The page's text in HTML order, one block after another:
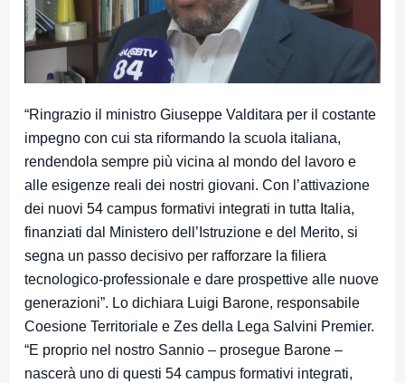
“Ringrazio il ministro Giuseppe Valditara per il costante
impegno con cui sta riformando la scuola italiana,
rendendola sempre più vicina al mondo del lavoro e
alle esigenze reali dei nostri giovani. Con l’attivazione
dei nuovi 54 campus formativi integrati in tutta Italia,
finanziati dal Ministero dell’Istruzione e del Merito, si
segna un passo decisivo per rafforzare la filiera
tecnologico-professionale e dare prospettive alle nuove
generazioni”. Lo dichiara Luigi Barone, responsabile
Coesione Territoriale e Zes della Lega Salvini Premier.
“E proprio nel nostro Sannio – prosegue Barone –
nascerà uno di questi 54 campus formativi integrati,